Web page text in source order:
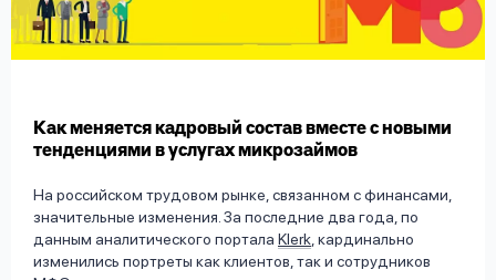
Как меняется кадровый состав вместе с новыми
тенденциями в услугах микрозаймов
На российском трудовом рынке, связанном с финансами,
значительные изменения. За последние два года, по
данным аналитического портала Klerk, кардинально
изменились портреты как клиентов, так и сотрудников
Оформить заявку
Задать
вопрос
Ответы
обработку
личных